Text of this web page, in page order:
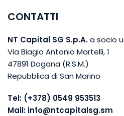
CONTATTI
NT Capital SG S.p.A.a socio
Via Biagio Antonio Martelli, 1
47891 Dogana (R.S.M.)
Repubblica di San Marino
Tel: (+378) 0549 953513
Mail: info@ntcapitalsg.sm